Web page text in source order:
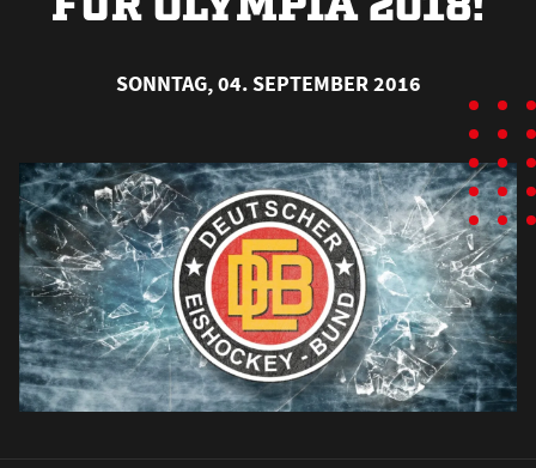
SONNTAG, 04. SEPTEMBER 2016